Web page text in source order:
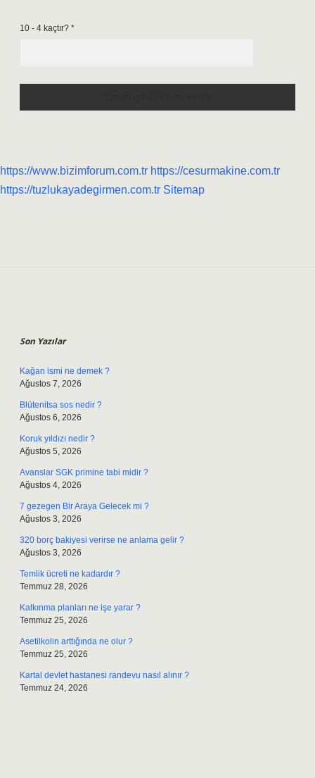
10 - 4 kaçtır? *
https://www.bizimforum.com.tr https://cesurmakine.com.tr
https://tuzlukayadegirmen.com.tr Sitemap
Son Yazılar
Kağan ismi ne demek ?
Ağustos 7, 2026
Blütenitsa sos nedir ?
Ağustos 6, 2026
Koruk yıldızı nedir ?
Ağustos 5, 2026
Avanslar SGK primine tabi midir ?
Ağustos 4, 2026
7 gezegen Bir Araya Gelecek mi ?
Ağustos 3, 2026
320 borç bakiyesi verirse ne anlama gelir ?
Ağustos 3, 2026
Temlik ücreti ne kadardır ?
Temmuz 28, 2026
Kalkınma planları ne işe yarar ?
Temmuz 25, 2026
Asetilkolin arttığında ne olur ?
Temmuz 25, 2026
Kartal devlet hastanesi randevu nasıl alınır ?
Temmuz 24, 2026